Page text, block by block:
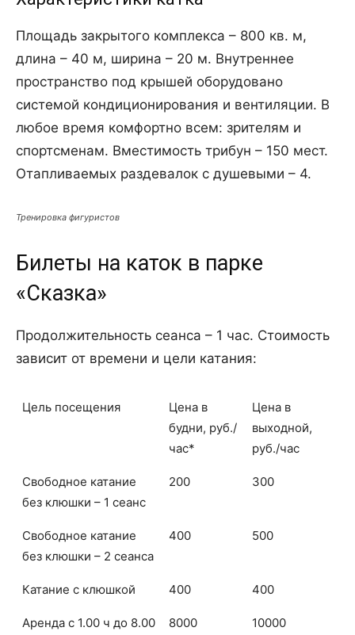
Площадь закрытого комплекса – 800 кв. м,
длина – 40 м, ширина – 20 м. Внутреннее
пространство под крышей оборудовано
системой кондиционирования и вентиляции. В
любое время комфортно всем: зрителям и
спортсменам. Вместимость трибун – 150 мест.
Отапливаемых раздевалок с душевыми – 4.
Тренировка фигуристов
Билеты на каток в парке
«Сказка»
Продолжительность сеанса – 1 час. Стоимость
зависит от времени и цели катания:
Цель посещения
Цена в
будни, руб./
час*
Цена в
выходной,
руб./час
Свободное катание
без клюшки – 1 сеанс
200 300
Свободное катание
без клюшки – 2 сеанса
400 500
Катание с клюшкой 400 400
Аренда с 1.00 ч до 8.00
8000 10000